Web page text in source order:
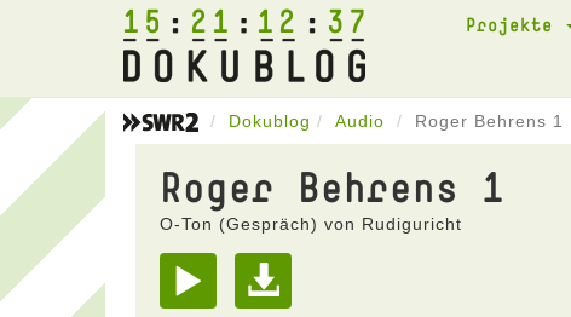
15 21 12 37 Projekte
Dokublog Audio Roger Behrens 1
Roger Behrens 1
O-Ton (Gespräch) von Rudiguricht